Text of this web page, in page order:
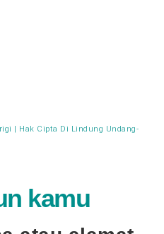
| Hak Cipta Di Lindung Undang-
kamu